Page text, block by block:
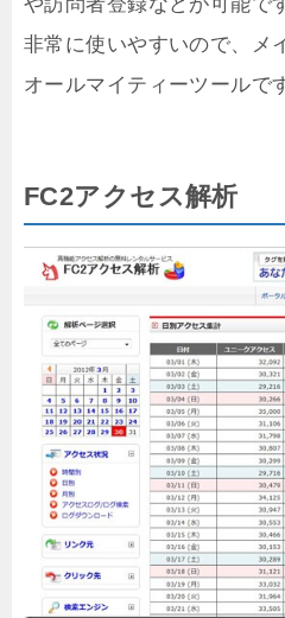
非常に使いやすいので、メ
オールマイティーツールで
FC2アクセス解析